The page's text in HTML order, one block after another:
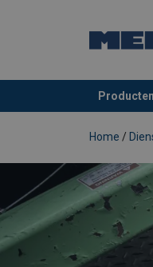
Producten
Home /